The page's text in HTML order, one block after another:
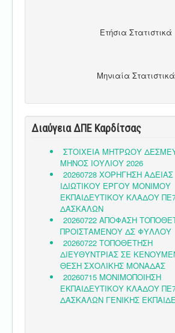
Ετήσια Στατιστικά
Μηνιαία Στατιστικά
Διαύγεια ΔΠΕ Καρδίτσας